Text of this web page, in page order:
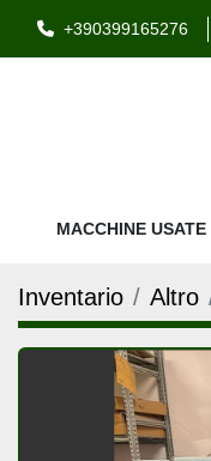
+390399165276
MACCHINE USATE
Inventario Altro